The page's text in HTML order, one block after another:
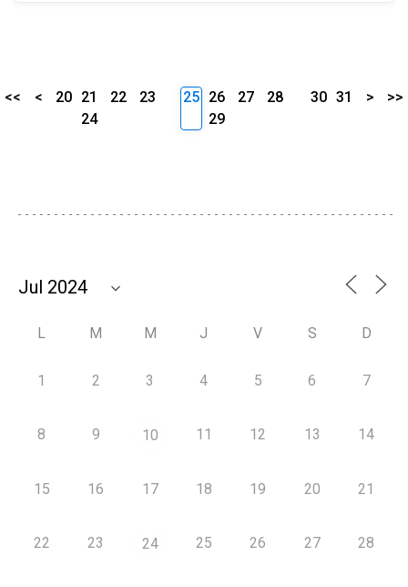
<< < 20 21 22
23
24
25 26 27
28
29
30 31 > >>
L M M J V S D
1 2 3 4 5 6 7
8 9 10 11 12 13 14
15 16 17 18 19 20 21
22 23 24 25 26 27 28